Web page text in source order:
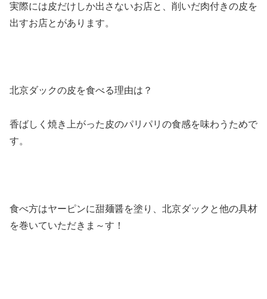
実際には皮だけしか出さないお店と、削いだ肉付きの皮を
出すお店とがあります。
北京ダックの皮を食べる理由は？
香ばしく焼き上がった皮のパリパリの食感を味わうためで
す。
食べ方はヤーピンに甜麺醤を塗り、北京ダックと他の具材
を巻いていただきま～す！